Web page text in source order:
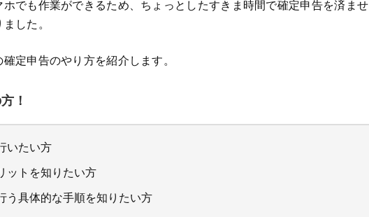
でも作業ができるため、ちょっとしたすきま時間で確定申告を済ませ
した。
定申告のやり方を紹介します。
！
いたい方
ットを知りたい方
う具体的な手順を知りたい方